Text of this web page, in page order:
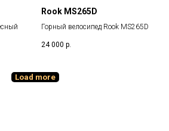
Rook MS265D
Горный велосипед Rook MS265D
24 000 р.
Load more